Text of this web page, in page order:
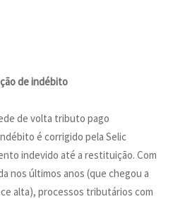
de indébito
de volta tributo pago
é corrigido pela Selic
indevido até a restituição. Com
nos últimos anos (que chegou a
alta), processos tributários com